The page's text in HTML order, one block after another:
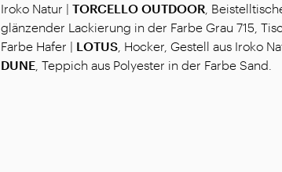
Iroko Natur | TORCELLO OUTDOOR ,
glänzender Lackierung in der Farbe Grau 715,
Farbe Hafer | LOTUS , Hocker, Gestell aus Iroko
DUNE , Teppich aus Polyester in der Farbe Sand.